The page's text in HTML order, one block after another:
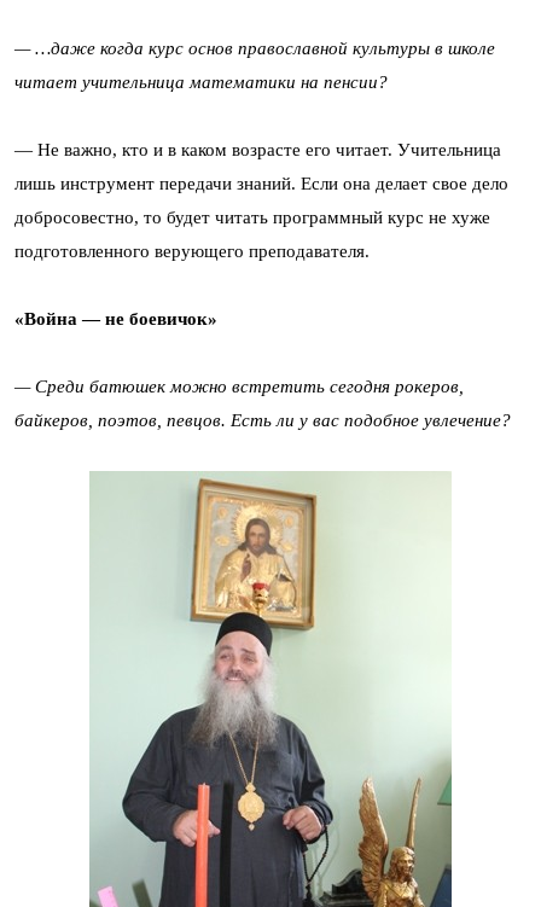
— …даже когда курс основ православной культуры в школе
читает учительница математики на пенсии?
— Не важно, кто и в каком возрасте его читает. Учительница
лишь инструмент передачи знаний. Если она делает свое дело
добросовестно, то будет читать программный курс не хуже
подготовленного верующего преподавателя.
«Война — не боевичок»
— Среди батюшек можно встретить сегодня рокеров,
байкеров, поэтов, певцов. Есть ли у вас подобное увлечение?